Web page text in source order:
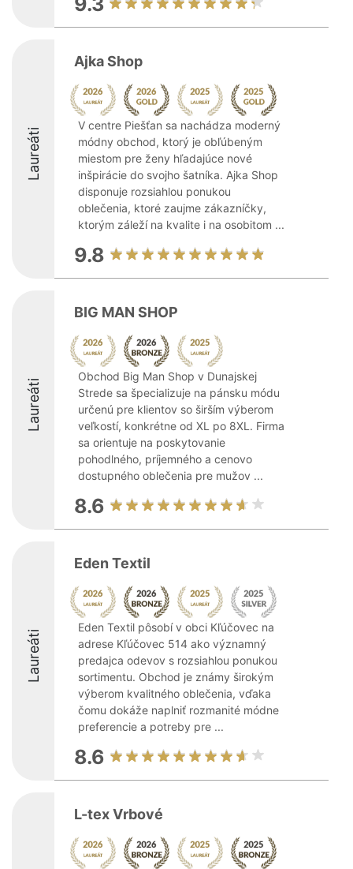
Laureáti
Ajka Shop
V centre Piešťan sa nachádza moderný
módny obchod, ktorý je obľúbeným
miestom pre ženy hľadajúce nové
inšpirácie do svojho šatníka. Ajka Shop
disponuje rozsiahlou ponukou
oblečenia, ktoré zaujme zákazníčky,
ktorým záleží na kvalite i na osobitom ...
9.8
Laureáti
BIG MAN SHOP
Obchod Big Man Shop v Dunajskej
Strede sa špecializuje na pánsku módu
určenú pre klientov so širším výberom
veľkostí, konkrétne od XL po 8XL. Firma
sa orientuje na poskytovanie
pohodlného, príjemného a cenovo
dostupného oblečenia pre mužov ...
8.6
Laureáti
Eden Textil
Eden Textil pôsobí v obci Kľúčovec na
adrese Kľúčovec 514 ako významný
predajca odevov s rozsiahlou ponukou
sortimentu. Obchod je známy širokým
výberom kvalitného oblečenia, vďaka
čomu dokáže naplniť rozmanité módne
preferencie a potreby pre ...
8.6
L-tex Vrbové